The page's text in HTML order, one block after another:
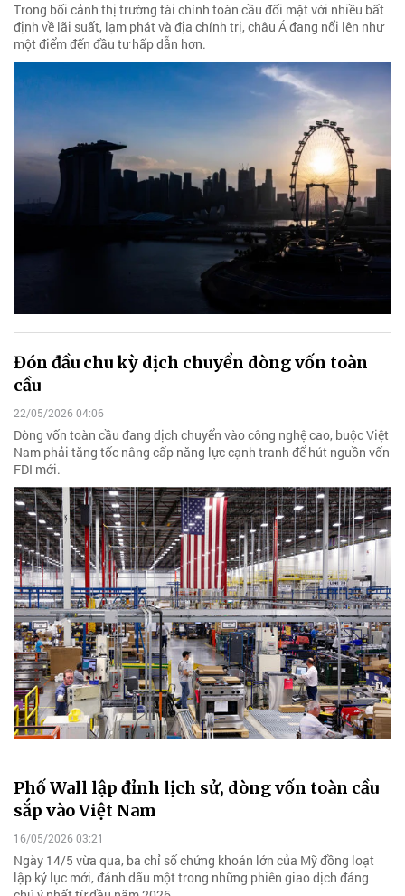
Trong bối cảnh thị trường tài chính toàn cầu đối mặt với nhiều bất
định về lãi suất, lạm phát và địa chính trị, châu Á đang nổi lên như
một điểm đến đầu tư hấp dẫn hơn.
Đón đầu chu kỳ dịch chuyển dòng vốn toàn
cầu
22/05/2026 04:06
Dòng vốn toàn cầu đang dịch chuyển vào công nghệ cao, buộc Việt
Nam phải tăng tốc nâng cấp năng lực cạnh tranh để hút nguồn vốn
FDI mới.
Phố Wall lập đỉnh lịch sử, dòng vốn toàn cầu
sắp vào Việt Nam
16/05/2026 03:21
Ngày 14/5 vừa qua, ba chỉ số chứng khoán lớn của Mỹ đồng loạt
lập kỷ lục mới, đánh dấu một trong những phiên giao dịch đáng